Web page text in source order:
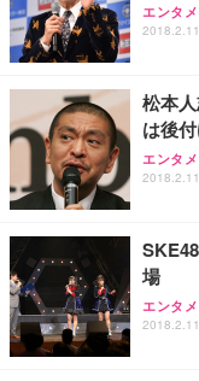
エンタメ
松本
は後
エンタメ
場
エンタメ